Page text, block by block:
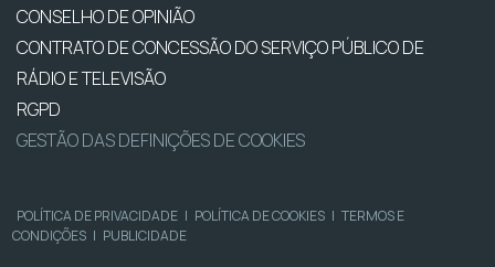
CONSELHO DE OPINIÃO
CONTRATO DE CONCESSÃO DO SERVIÇO PÚBLICO DE
RÁDIO E TELEVISÃO
RGPD
GESTÃO DAS DEFINIÇÕES DE COOKIES
POLÍTICA DE PRIVACIDADE | POLÍTICA DE COOKIES | TERMOS E
CONDIÇÕES | PUBLICIDADE